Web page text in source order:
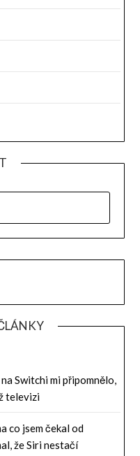
Switchi mi připomnělo,
televizi
co jsem čekal od
že Siri nestačí